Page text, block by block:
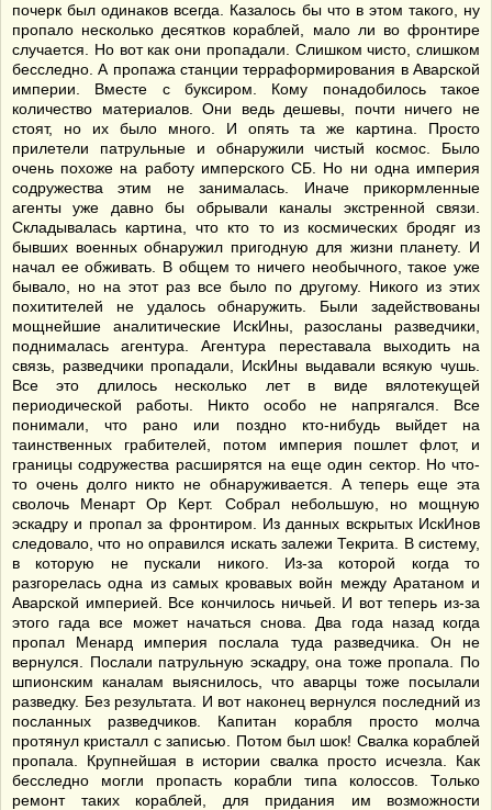
почерк был одинаков всегда. Казалось бы что в этом такого, ну
пропало несколько десятков кораблей, мало ли во фронтире
случается. Но вот как они пропадали. Слишком чисто, слишком
бесследно. А пропажа станции терраформирования в Аварской
империи. Вместе с буксиром. Кому понадобилось такое
количество материалов. Они ведь дешевы, почти ничего не
стоят, но их было много. И опять та же картина. Просто
прилетели патрульные и обнаружили чистый космос. Было
очень похоже на работу имперского СБ. Но ни одна империя
содружества этим не занималась. Иначе прикормленные
агенты уже давно бы обрывали каналы экстренной связи.
Складывалась картина, что кто то из космических бродяг из
бывших военных обнаружил пригодную для жизни планету. И
начал ее обживать. В общем то ничего необычного, такое уже
бывало, но на этот раз все было по другому. Никого из этих
похитителей не удалось обнаружить. Были задействованы
мощнейшие аналитические ИскИны, разосланы разведчики,
поднималась агентура. Агентура переставала выходить на
связь, разведчики пропадали, ИскИны выдавали всякую чушь.
Все это длилось несколько лет в виде вялотекущей
периодической работы. Никто особо не напрягался. Все
понимали, что рано или поздно кто-нибудь выйдет на
таинственных грабителей, потом империя пошлет флот, и
границы содружества расширятся на еще один сектор. Но что-
то очень долго никто не обнаруживается. А теперь еще эта
сволочь Менарт Ор Керт. Собрал небольшую, но мощную
эскадру и пропал за фронтиром. Из данных вскрытых ИскИнов
следовало, что но оправился искать залежи Текрита. В систему,
в которую не пускали никого. Из-за которой когда то
разгорелась одна из самых кровавых войн между Аратаном и
Аварской империей. Все кончилось ничьей. И вот теперь из-за
этого гада все может начаться снова. Два года назад когда
пропал Менард империя послала туда разведчика. Он не
вернулся. Послали патрульную эскадру, она тоже пропала. По
шпионским каналам выяснилось, что аварцы тоже посылали
разведку. Без результата. И вот наконец вернулся последний из
посланных разведчиков. Капитан корабля просто молча
протянул кристалл с записью. Потом был шок! Свалка кораблей
пропала. Крупнейшая в истории свалка просто исчезла. Как
бесследно могли пропасть корабли типа колоссов. Только
ремонт таких кораблей, для придания им возможности